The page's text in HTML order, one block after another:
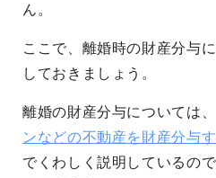
ん。
ここで、離婚時の財産分与
しておきましょう。
離婚の財産分与については、
ンなどの不動産を財産分与
でくわしく説明しているの